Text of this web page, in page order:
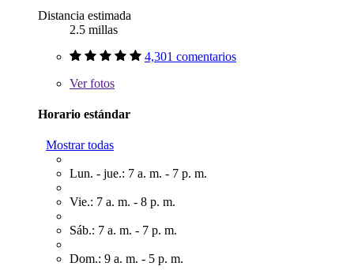
Distancia estimada
2.5 millas
4,301 comentarios
Verfotos
Horario estándar
Mostrar todas
Lun. - jue.: 7 a. m. - 7 p. m.
Vie.: 7 a. m. - 8 p. m.
Sáb.: 7 a. m. - 7 p. m.
Dom.: 9 a. m. - 5 p. m.